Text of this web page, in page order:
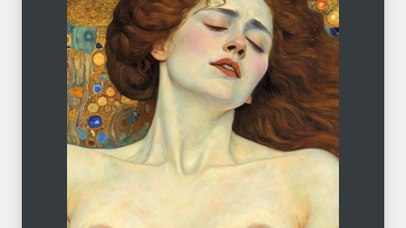
Марципан (из Агнии Барто)
ЛЕТО 31.07.2026
А ещё борода
ЛЕТО 07.08.2026